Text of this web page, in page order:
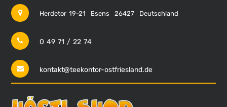
Herdetor 19-21 Esens 26427 Deutschland
0 49 71 / 22 74
kontakt@teekontor-ostfriesland.de